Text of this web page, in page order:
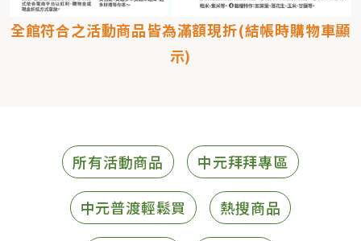
全館符合之活動商品皆為滿額現折(結帳時購物車顯
示)
所有活動商品 中元拜拜專區
中元普渡輕鬆買 熱搜商品